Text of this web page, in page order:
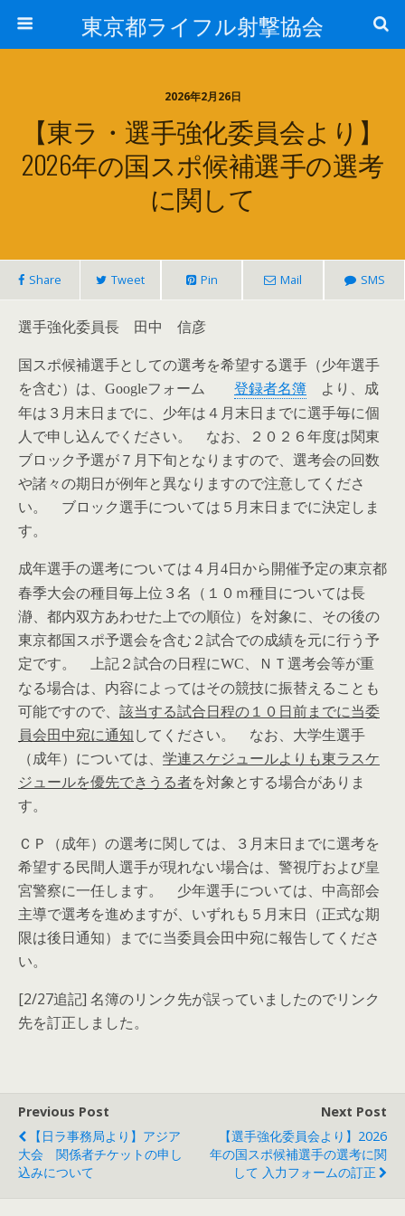
東京都ライフル射撃協会
2026年2月26日
【東ラ・選手強化委員会より】
2026年の国スポ候補選手の選考
に関して
Share Tweet Pin Mail SMS
選手強化委員長 田中 信彦
国スポ候補選手としての選考を希望する選手（少年選手
を含む）は、
Googleフォーム 登録者名簿 より、成
年は３月末日までに、少年は４月末日までに選手毎に個
人で申し込んでください。 なお、２０２６年度は関東
ブロック予選が７月下旬となりますので、選考会の回数
や諸々の期日が例年と異なりますので注意してくださ
い。 ブロック選手については５月末日までに決定しま
す。
成年選手の選考については４月4日から開催予定の東京都
春季大会の種目毎上位３名（１０ｍ種目については長
瀞、都内双方あわせた上での順位）を対象に、その後の
東京都国スポ予選会を含む２試合での成績を元に行う予
定です。 上記２試合の日程にWC、ＮＴ選考会等が重
なる場合は、内容によってはその競技に振替えることも
可能ですので、 該当する試合日程の１０日前までに当委
員会田中宛に通知してください。 なお、大学生選手
（成年）については、 学連スケジュールよりも東ラスケ
ジュールを優先できうる者を対象とする場合がありま
す。
ＣＰ（成年）の選考に関しては、３月末日までに選考を
希望する民間人選手が現れない場合は、警視庁および皇
宮警察に一任します。 少年選手については、中高部会
主導で選考を進めますが、いずれも５月末日（正式な期
限は後日通知）までに当委員会田中宛に報告してくださ
い。
[2/27追記] 名簿のリンク先が誤っていましたのでリンク
先を訂正しました。
Previous Post
【日ラ事務局より】アジア
大会 関係者チケットの申し
込みについて
Next Post
【選手強化委員会より】2026
年の国スポ候補選手の選考に関
して 入力フォームの訂正